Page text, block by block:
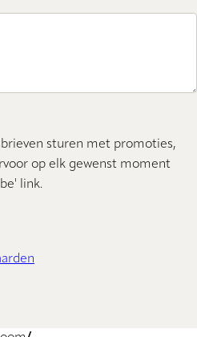
sturen met promoties,
op elk gewenst moment
link.